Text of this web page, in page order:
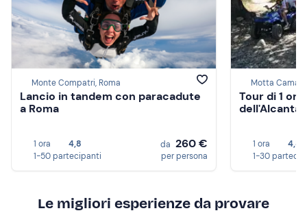
Monte Compatri, Roma
Lancio in tandem con paracadute
a Roma
1 ora
4,8
1-50 partecipanti
da 260 €
per persona
Motta
Tour di 1
1 ora
4,8
1-30
Le migliori esperienze da provare